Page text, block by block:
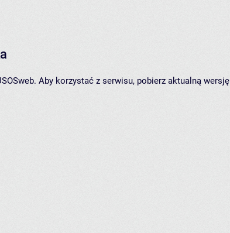
Aby korzystać z serwisu, pobierz aktualną wersję